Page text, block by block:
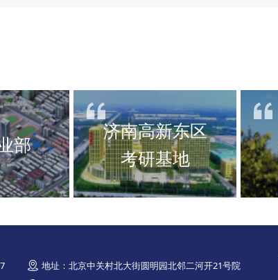
部
济南高新东区
考研基地
地址：北京中关村北大街圆明园北邻二河开21号院